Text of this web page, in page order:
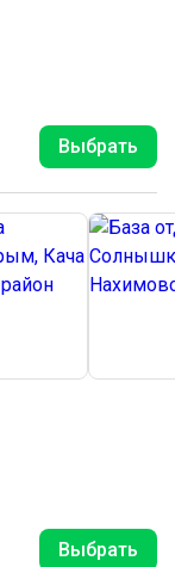
Выбрать
Выбрать